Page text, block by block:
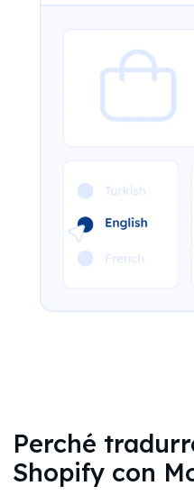
Perché
Shopify con